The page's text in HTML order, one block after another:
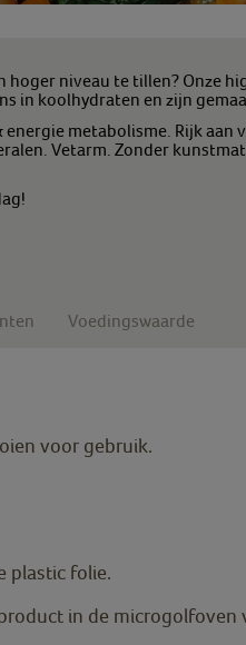
hoger niveau te tillen? Onze
in koolhydraten en zijn
metabolisme. Rijk aan
Vetarm. Zonder
Voedingswaarde
voor gebruik.
plastic folie.
in de microgolfoven